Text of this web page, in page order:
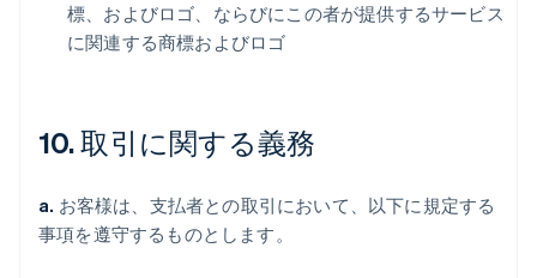
標、およびロゴ、ならびにこの者が提供するサービス
に関連する商標およびロゴ
10. 取引に関する義務
a. お客様は、支払者との取引において、以下に規定する
事項を遵守するものとします。